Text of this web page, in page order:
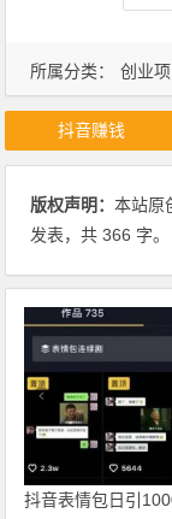
所属分类： 创业
抖音赚钱
版权声明：本站原
发表，共 366 字。
抖音表情包日引